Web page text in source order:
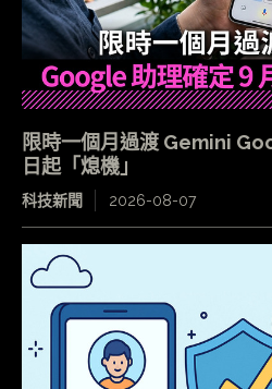
限時一個月過渡 Gemini
日起「熄機」
科技新聞 2026-08-07